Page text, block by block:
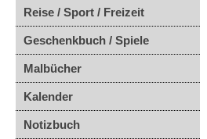
Reise / Sport / Freizeit
Geschenkbuch / Spiele
Malbücher
Kalender
Notizbuch